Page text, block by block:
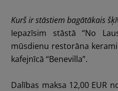
Kurš ir stāstiem bagātākais
Iepazīsim stāstā “No
mūsdienu restorāna
kafejnīcā“Benevilla”.
Dalības maksa 12,00 EUR